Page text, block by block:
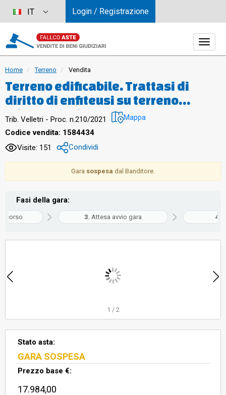
Home Terreno Vendita
Terreno edificabile. Trattasi di
diritto di enfiteusi su terreno
edificabile di mq 806 in Lariano, via
della Cerreta.
Trib. Velletri - Proc. n.210/2021 Mappa
Codice vendita: 1584434
Visite: 151
Condividi
Gara sospesa dal Banditore.
Fasi della gara:
corso Attesa avvio gara
1 / 2
Stato asta:
GARA SOSPESA
Prezzo base €:
17.984,00
IT Login / Registrazione